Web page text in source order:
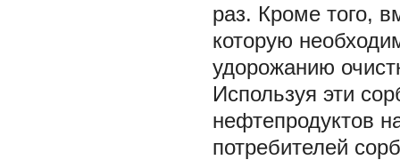
раз. Кроме того,
которую
удорожанию
Используя эти
нефтепродуктов
потребителей